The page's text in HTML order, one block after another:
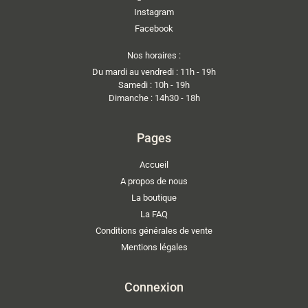
Instagram
Facebook
Nos horaires :
Du mardi au vendredi : 11h - 19h
Samedi : 10h - 19h
Dimanche : 14h30 - 18h
Pages
Accueil
A propos de nous
La boutique
La FAQ
Conditions générales de vente
Mentions légales
Connexion